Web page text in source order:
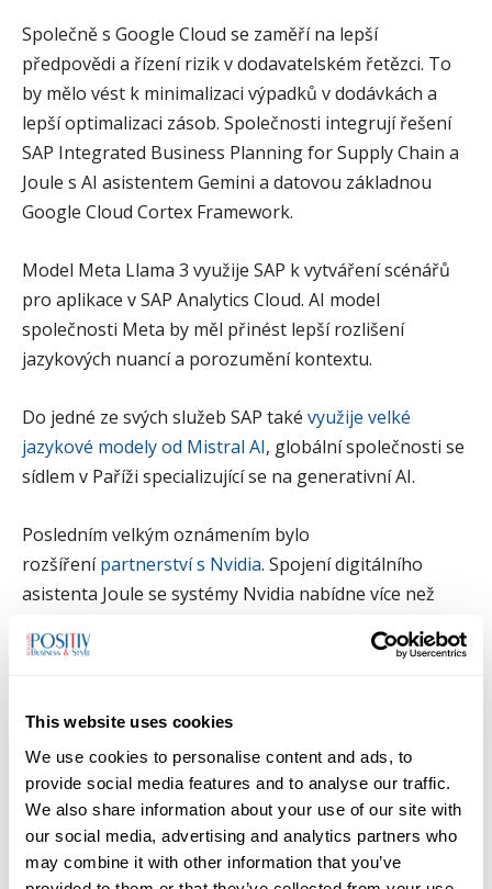
This website uses cookies
We use cookies to personalise content and ads, to
provide social media features and to analyse our traffic.
We also share information about your use of our site with
our social media, advertising and analytics partners who
may combine it with other information that you’ve
Společně s Google Cloud se zaměří na lepší
předpovědi a řízení rizik v dodavatelském řetězci. To
by mělo vést k minimalizaci výpadků v dodávkách a
lepší optimalizaci zásob. Společnosti integrují řešení
SAP Integrated Business Planning for Supply Chain a
Joule s AI asistentem Gemini a datovou základnou
Google Cloud Cortex Framework.
Model Meta Llama 3 využije SAP k vytváření scénářů
pro aplikace v SAP Analytics Cloud. AI model
společnosti Meta by měl přinést lepší rozlišení
jazykových nuancí a porozumění kontextu.
Do jedné ze svých služeb SAP také využije velké
jazykové modely od Mistral AI, globální společnosti se
sídlem v Paříži specializující se na generativní AI.
Posledním velkým oznámením bylo
rozšířenípartnerství s Nvidia. Spojení digitálního
asistenta Joule se systémy Nvidia nabídne více než
pomoc při generování kódu, jeho analýze a testování.
zlepšování jednotlivých softwarových nástrojů
Konzultantům by mělo spojení přinést zvýšení
produktivity prostřednictvím využití umělé inteligence,
která čerpá z více než 200 000 stran vzdělávacího